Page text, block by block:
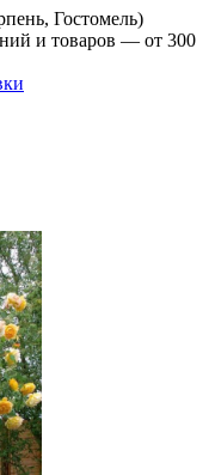
Гостомель)
и товаров — от 300